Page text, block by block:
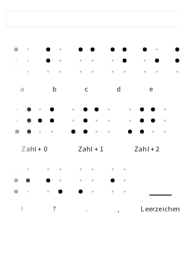
a b c d e
Zahl + 0 Zahl + 1 Zahl + 2
! ? . , Leerzeichen